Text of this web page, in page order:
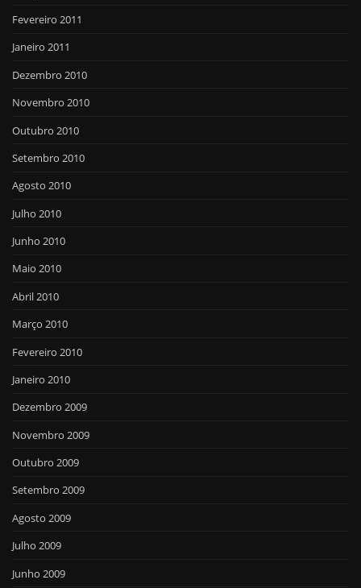
Fevereiro 2011
Janeiro 2011
Dezembro 2010
Novembro 2010
Outubro 2010
Setembro 2010
Agosto 2010
Julho 2010
Junho 2010
Maio 2010
Abril 2010
Março 2010
Fevereiro 2010
Janeiro 2010
Dezembro 2009
Novembro 2009
Outubro 2009
Setembro 2009
Agosto 2009
Julho 2009
Junho 2009